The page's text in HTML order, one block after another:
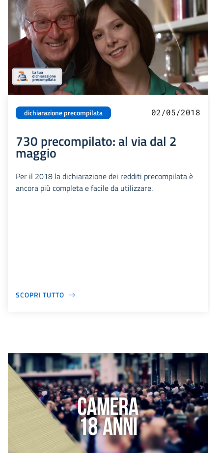
dichiarazione precompilata 02/05/2018
730 precompilato: al via dal 2
maggio
Per il 2018 la dichiarazione dei redditi precompilata è
ancora più completa e facile da utilizzare.
SCOPRI TUTTO